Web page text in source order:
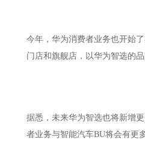
今年，华为消费者业务也开始
门店和旗舰店，以华为智选的品
据悉，未来华为智选也将新
者业务与智能汽车BU将会有更多